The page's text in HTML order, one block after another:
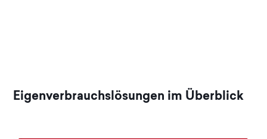
Eigenverbrauchslösungen im Überblick